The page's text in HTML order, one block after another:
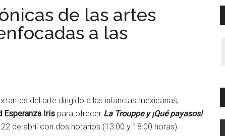
de las artes
a las
del arte dirigido a las infancias mexicanas,
Esperanza Iris para ofrecer La Trouppe y ¡Qué payasos!
de abril con dos horarios (13:00 y 18:00 horas).